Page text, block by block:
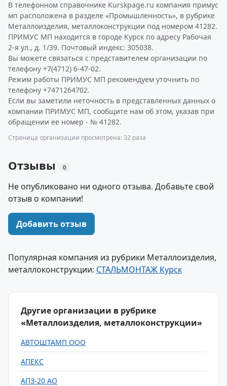
В телефонном справочнике Kurskpage.ru компания примус
мп расположена в разделе «Промышленность», в рубрике
Металлоизделия, металлоконструкции под номером 41282.
ПРИМУС МП находится в городе Курск по адресу Рабочая
2-я ул., д. 1/39. Почтовый индекс: 305038.
Вы можете связаться с представителем организации по
телефону +7(4712) 6-47-02.
Режим работы ПРИМУС МП рекомендуем уточнить по
телефону +7471264702.
Если вы заметили неточность в представленных данных о
компании ПРИМУС МП, сообщите нам об этом, указав при
обращении ее номер - № 41282.
Страница организации просмотрена: 32 раза
Отзывы 0
Не опубликовано ни одного отзыва. Добавьте свой
отзыв о компании!
Добавить отзыв
Популярная компания из рубрики Металлоизделия,
металлоконструкции: СТАЛЬМОНТАЖ Курск
Другие организации в рубрике
«Металлоизделия, металлоконструкции»
АВТОШТАМП ООО
АПЕКС
АПЗ-20 АО